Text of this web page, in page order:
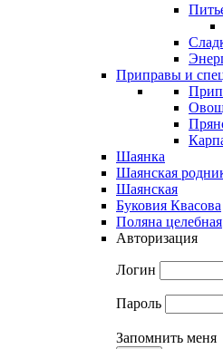
Приправы и
Шаянка
Шаянская
Шаянская
Буковия Квасова
Поляна целебная
Авторизация
Логин
Пароль
Запомнить меня